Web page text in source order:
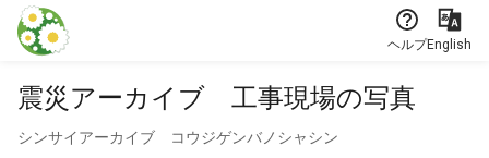
本文に飛ぶ
ヘルプEnglish
震災アーカイブ 工事現場の写真
シンサイアーカイブ コウジゲンバノシャシン